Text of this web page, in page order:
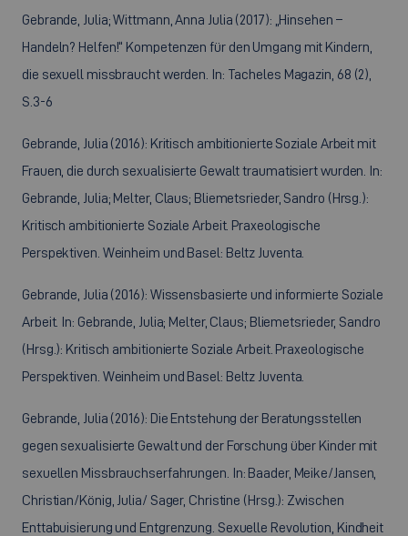
Gebrande, Julia; Wittmann, Anna Julia (2017): „Hinsehen –
Handeln? Helfen!“ Kompetenzen für den Umgang mit Kindern,
die sexuell missbraucht werden. In: Tacheles Magazin, 68 (2),
S.3-6
Gebrande, Julia (2016): Kritisch ambitionierte Soziale Arbeit mit
Frauen, die durch sexualisierte Gewalt traumatisiert wurden. In:
Gebrande, Julia; Melter, Claus; Bliemetsrieder, Sandro (Hrsg.):
Kritisch ambitionierte Soziale Arbeit. Praxeologische
Perspektiven. Weinheim und Basel: Beltz Juventa.
Gebrande, Julia (2016): Wissensbasierte und informierte Soziale
Arbeit. In: Gebrande, Julia; Melter, Claus; Bliemetsrieder, Sandro
(Hrsg.): Kritisch ambitionierte Soziale Arbeit. Praxeologische
Perspektiven. Weinheim und Basel: Beltz Juventa.
Gebrande, Julia (2016): Die Entstehung der Beratungsstellen
gegen sexualisierte Gewalt und der Forschung über Kinder mit
sexuellen Missbrauchserfahrungen. In: Baader, Meike/Jansen,
Christian/König, Julia/ Sager, Christine (Hrsg.): Zwischen
Enttabuisierung und Entgrenzung. Sexuelle Revolution, Kindheit